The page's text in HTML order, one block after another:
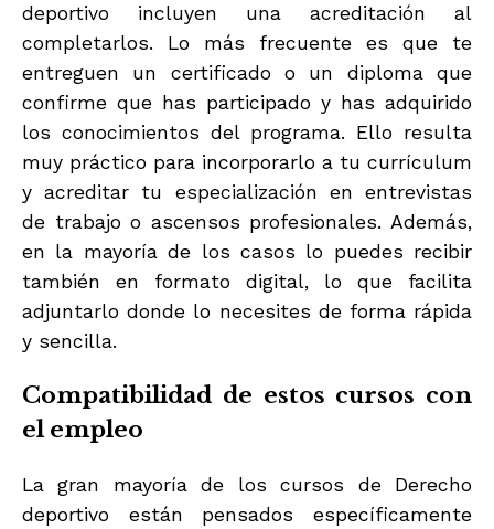
deportivo incluyen una acreditación al
completarlos. Lo más frecuente es que te
entreguen un certificado o un diploma que
confirme que has participado y has adquirido
los conocimientos del programa. Ello resulta
muy práctico para incorporarlo a tu currículum
y acreditar tu especialización en entrevistas
de trabajo o ascensos profesionales. Además,
en la mayoría de los casos lo puedes recibir
también en formato digital, lo que facilita
adjuntarlo donde lo necesites de forma rápida
y sencilla.
Compatibilidad de estos cursos con
el empleo
La gran mayoría de los cursos de Derecho
deportivo están pensados específicamente